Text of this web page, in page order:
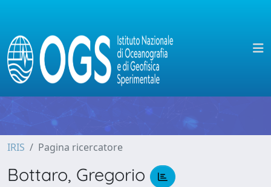
IRIS Pagina ricercatore
Bottaro, Gregorio